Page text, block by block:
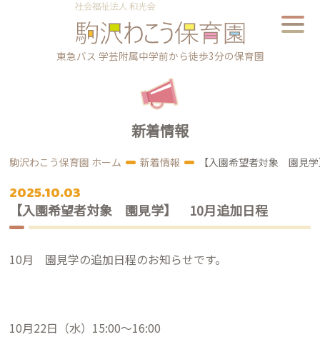
東急バス 学芸附属中学前から徒歩3分の保育園
新着情報
駒沢わこう保育園 ホーム 新着情報 【入園希望者対象 園見
2025.10.03
【入園希望者対象 園見学】 10月追加日程
10月 園見学の追加日程のお知らせです。
10月22日（水）15:00～16:00